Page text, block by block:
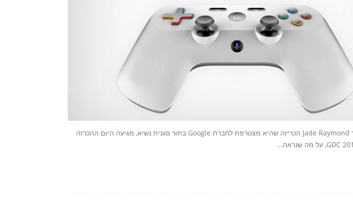
אחרי שבשבוע שעבר Jade Raymond הכריזה שהיא מצטרפת לחברת Google בתור סגנית נשיא, מגיעה היום ההכרזה